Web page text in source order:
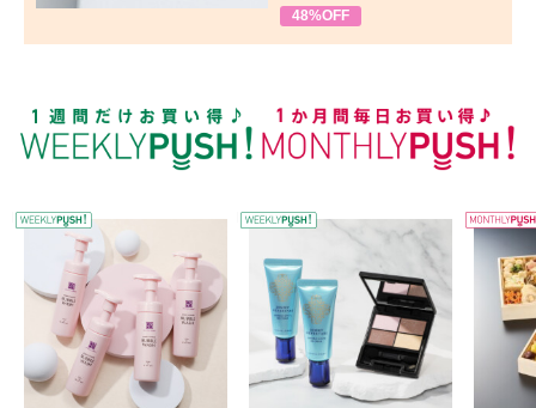
48%OFF
WEEKLY PUSH